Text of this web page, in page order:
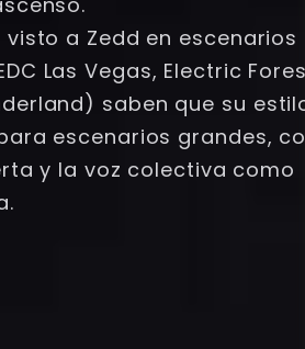
visto a Zedd en escenarios
Las Vegas, Electric
saben que su
escenarios grandes,
y la voz colectiva como